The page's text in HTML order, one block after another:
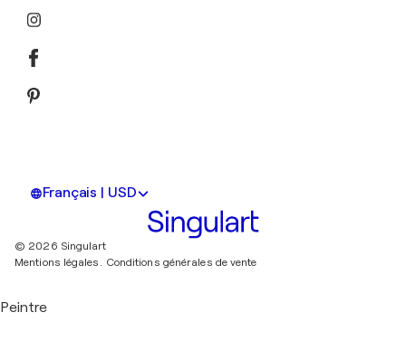
Français | USD
© 2026 Singulart
Mentions légales. Conditions générales de vente
Peintre